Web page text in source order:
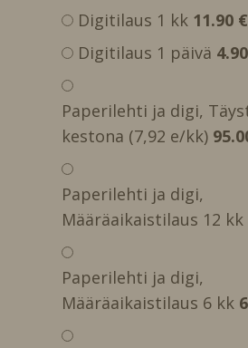
Digitilaus 1 kk 11.90 €
Digitilaus 1 päivä
Paperilehti ja digi,
kestona (7,92 e/kk)
Paperilehti ja digi,
Määräaikaistilaus 12 kk
Paperilehti ja digi,
Määräaikaistilaus 6 kk